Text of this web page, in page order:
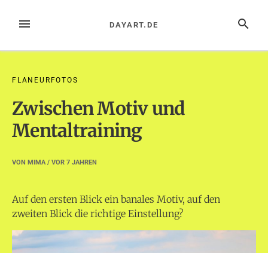
InhaltMENÜ SUCHE
DAYART.DE
FLANEURFOTOS
Zwischen Motiv und
Mentaltraining
VON MIMA/ VOR 7 JAHREN
Auf den ersten Blick ein banales Motiv, auf den
zweiten Blick die richtige Einstellung?